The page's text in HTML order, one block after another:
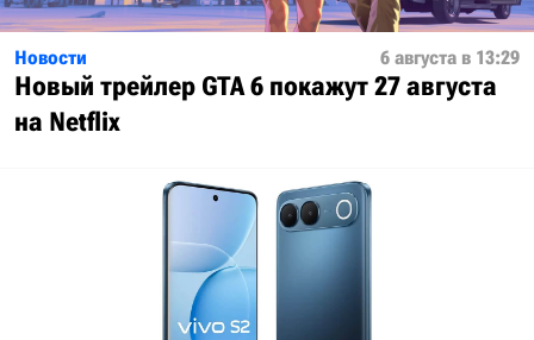
Новости 6 августа в 13:29
Новый трейлер GTA 6 покажут 27 августа
на Netflix